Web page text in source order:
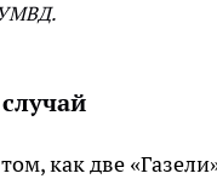
как две